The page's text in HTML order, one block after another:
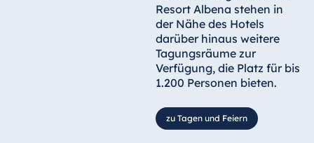
Resort Albena stehen in
der Nähe des Hotels
darüber hinaus weitere
Tagungsräume zur
Verfügung, die Platz für bis
1.200 Personen bieten.
zu Tagen und Feiern